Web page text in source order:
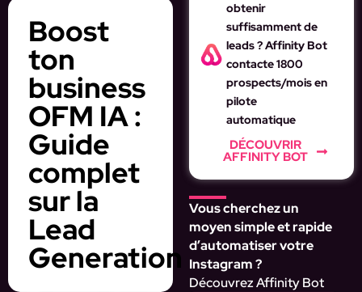
Boost
ton
business
OFM IA :
Guide
complet
sur la
Lead
Generation
obtenir
suffisamment de
leads ? Affinity Bot
contacte 1800
prospects/mois en
pilote
automatique
DÉCOUVRIR
AFFINITY BOT
Vous cherchez un
moyen simple et rapide
d’automatiser votre
Instagram ?
Découvrez Affinity Bot